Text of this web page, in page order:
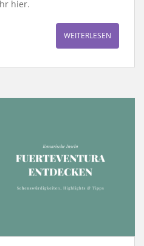
hier.
WEITERLESEN